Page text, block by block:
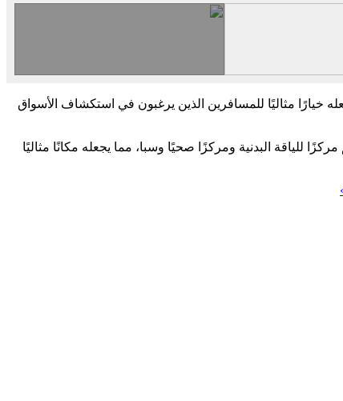
خيارًا مثاليًا للمسافرين الذين يرغبون في استكشاف الأسواق
للياقة البدنية ومركزًا صحيًا وسبا، مما يجعله مكانًا مثاليًا